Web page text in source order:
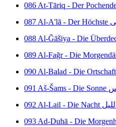
086 At-Tāriq - Der
087 Al-A'lā - Der Höchste
088 Al-Ğāšiya - Die
089 Al-Fağr - Die
090 Al-Balad - Die Ortschaft
091 Aš-Šams - Die Sonne
092 Al-Lail - Die Nacht الليل
093 Ad-Duhā - Die